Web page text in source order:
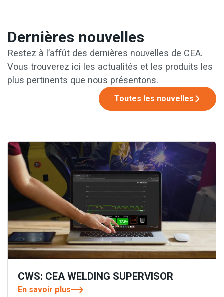
Dernières nouvelles
Restez à l’affût des dernières nouvelles de CEA.
Vous trouverez ici les actualités et les produits les
plus pertinents que nous présentons.
Toutes les nouvelles
CWS: CEA WELDING SUPERVISOR
En savoir plus